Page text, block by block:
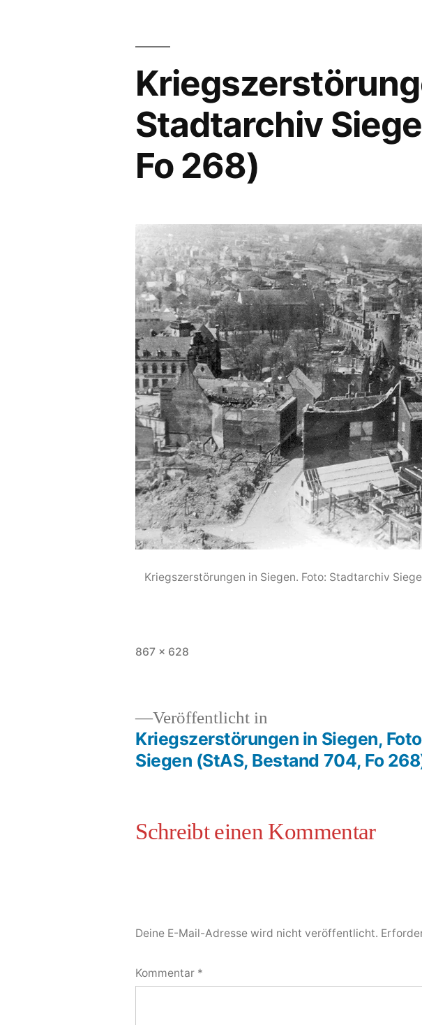
Stadtarchiv
Fo 268)
Kriegszerstörungen in Siegen. Foto: Stadtarchiv
867 × 628
Veröffentlicht in
Kriegszerstörungen in Siegen,
Siegen (StAS, Bestand 704, Fo
Deine E-Mail-Adresse wird nicht veröffentlicht.
Kommentar *